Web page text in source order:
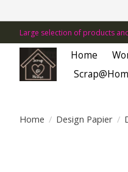
Large selection of products
Home
Home / Design Papier /